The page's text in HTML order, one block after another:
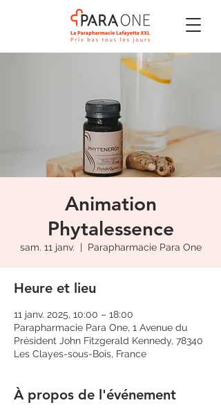
Animation
Phytalessence
sam. 11 janv.
  |
Parapharmacie Para One
Heure et lieu
11 janv. 2025, 10:00 – 18:00
Parapharmacie Para One, 1 Avenue du
Président John Fitzgerald Kennedy, 78340
Les Clayes-sous-Bois, France
À propos de l'événement